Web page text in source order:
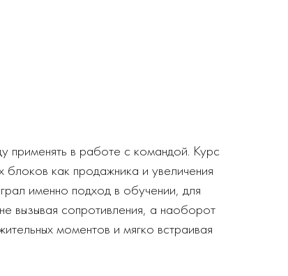
применять в работе с командой. Курс
блоков как продажника и увеличения
именно подход в обучении, для
вызывая сопротивления, а наоборот
моментов и мягко встраивая